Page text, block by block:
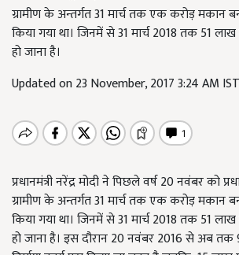
ग्रामीण के अन्तर्गत 31 मार्च तक एक करोड़ मकान
किया गया था। जिनमें से 31 मार्च 2018 तक 51 लाख
हो जाना है।
Updated on 23 November, 2017 3:24 AM IST
प्रधानमंत्री नरेंद्र मोदी ने पिछले वर्ष 20 नवंबर को
ग्रामीण के अन्तर्गत 31 मार्च तक एक करोड़ मकान
किया गया था। जिनमें से 31 मार्च 2018 तक 51 लाख
हो जाना है। इस दौरान 20 नवंबर 2016 से अब